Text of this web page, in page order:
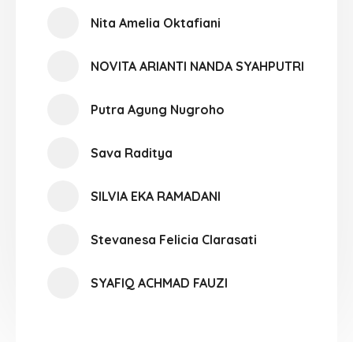
Nita Amelia Oktafiani
NOVITA ARIANTI NANDA SYAHPUTRI
Putra Agung Nugroho
Sava Raditya
SILVIA EKA RAMADANI
Stevanesa Felicia Clarasati
SYAFIQ ACHMAD FAUZI